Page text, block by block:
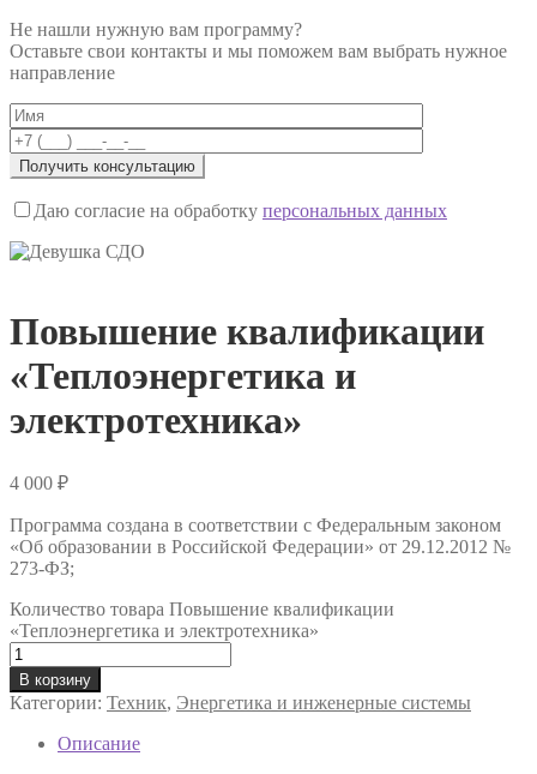
Не нашли нужную вам программу?
Оставьте свои контакты и мы поможем вам выбрать нужное
направление
Даю согласие на обработку персональных данных
Повышение квалификации
«Теплоэнергетика и
электротехника»
4 000 ₽
Программа создана в соответствии с Федеральным законом
«Об образовании в Российской Федерации» от 29.12.2012 №
273-ФЗ;
Количество товара Повышение квалификации
«Теплоэнергетика и электротехника»
В корзину
Категории: Техник, Энергетика и инженерные системы
Описание